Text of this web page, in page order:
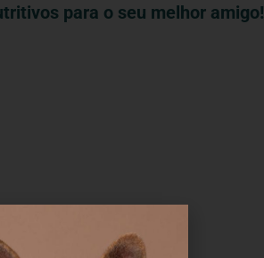
para o seu melhor amigo!